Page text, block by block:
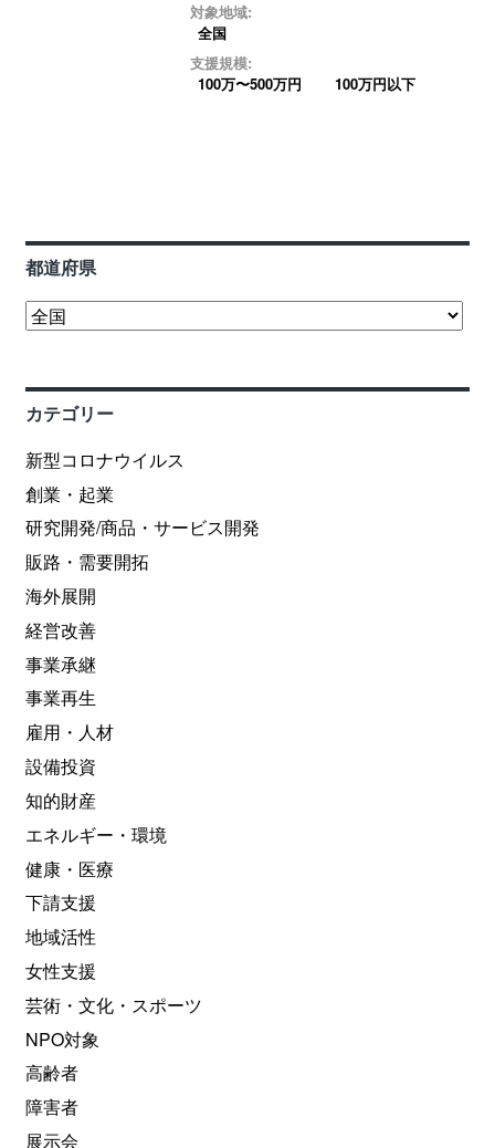
対象地域:
全国
支援規模:
100万〜500万円
100万円以下
都道府県
カテゴリー
新型コロナウイルス
創業・起業
研究開発/商品・サービス開発
販路・需要開拓
海外展開
経営改善
事業承継
事業再生
雇用・人材
設備投資
知的財産
エネルギー・環境
健康・医療
下請支援
地域活性
女性支援
芸術・文化・スポーツ
NPO対象
高齢者
障害者
展示会